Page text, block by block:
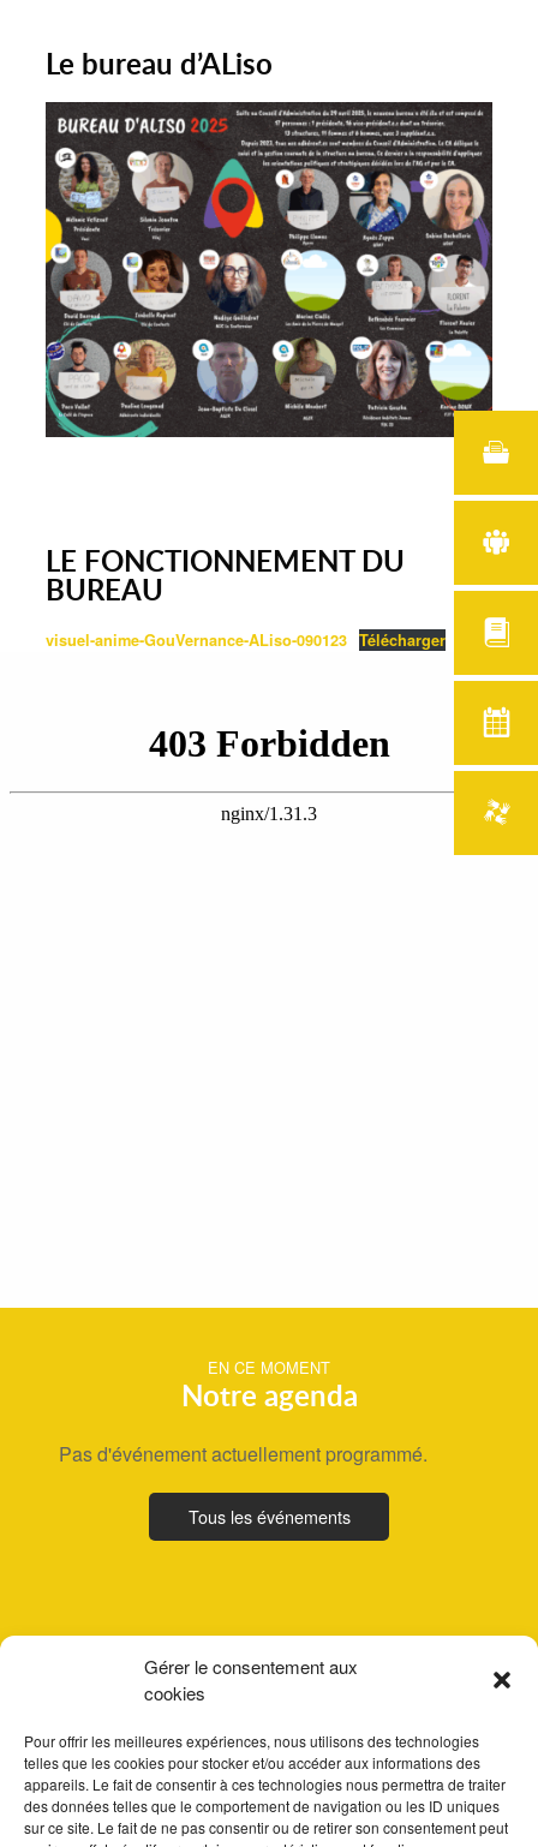
Gérer le consentement aux
cookies
Pour offrir les meilleures expériences, nous utilisons des technologies
telles que les cookies pour stocker et/ou accéder aux informations des
appareils. Le fait de consentir à ces technologies nous permettra de traiter
des données telles que le comportement de navigation ou les ID uniques
sur ce site. Le fait de ne pas consentir ou de retirer son consentement peut
Le bureau d’ALiso
LE FONCTIONNEMENT DU
BUREAU
visuel-anime-GouVernance-ALiso-090123 Télécharger
EN CE MOMENT
Notre agenda
Pas d'événement actuellement programmé.
Tous les événements